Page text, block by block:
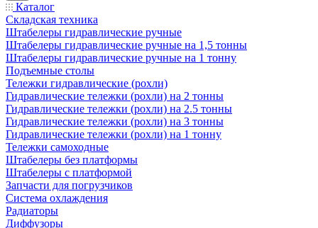
Каталог
Складская техника
Штабелеры гидравлические ручные
Штабелеры гидравлические ручные на 1,5 тонны
Штабелеры гидравлические ручные на 1 тонну
Подъемные столы
Тележки гидравлические (рохли)
Гидравлические тележки (рохли) на 2 тонны
Гидравлические тележки (рохли) на 2.5 тонны
Гидравлические тележки (рохли) на 3 тонны
Гидравлические тележки (рохли) на 1 тонну
Тележки самоходные
Штабелеры без платформы
Штабелеры с платформой
Запчасти для погрузчиков
Система охлаждения
Радиаторы
Диффузоры